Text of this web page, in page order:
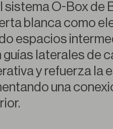
sistema O-Box de
blanca como
espacios
guías laterales de
y refuerza la
una